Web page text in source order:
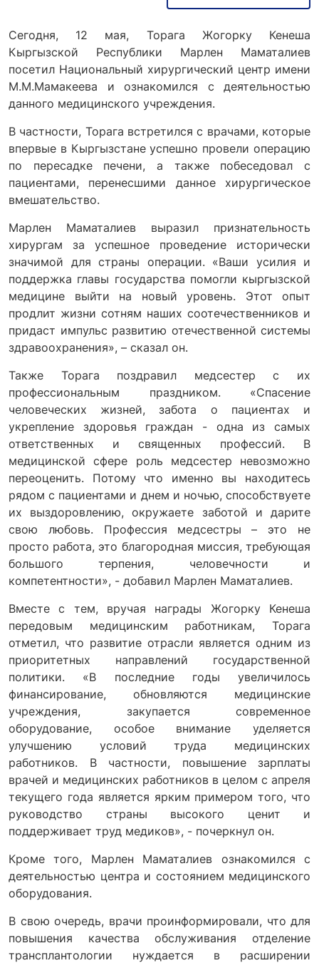
Сегодня, 12 мая, Торага Жогорку Кенеша
Кыргызской Республики Марлен Маматалиев
посетил Национальный хирургический центр имени
М.М.Мамакеева и ознакомился с деятельностью
данного медицинского учреждения.
В частности, Торага встретился с врачами, которые
впервые в Кыргызстане успешно провели операцию
по пересадке печени, а также побеседовал с
пациентами, перенесшими данное хирургическое
вмешательство.
Марлен Маматалиев выразил признательность
хирургам за успешное проведение исторически
значимой для страны операции. «Ваши усилия и
поддержка главы государства помогли кыргызской
медицине выйти на новый уровень. Этот опыт
продлит жизни сотням наших соотечественников и
придаст импульс развитию отечественной системы
здравоохранения», – сказал он.
Также Торага поздравил медсестер с их
профессиональным праздником. «Спасение
человеческих жизней, забота о пациентах и
укрепление здоровья граждан - одна из самых
ответственных и священных профессий. В
медицинской сфере роль медсестер невозможно
переоценить. Потому что именно вы находитесь
рядом с пациентами и днем и ночью, способствуете
их выздоровлению, окружаете заботой и дарите
свою любовь. Профессия медсестры – это не
просто работа, это благородная миссия, требующая
большого терпения, человечности и
компетентности», - добавил Марлен Маматалиев.
Вместе с тем, вручая награды Жогорку Кенеша
передовым медицинским работникам, Торага
отметил, что развитие отрасли является одним из
приоритетных направлений государственной
политики. «В последние годы увеличилось
финансирование, обновляются медицинские
учреждения, закупается современное
оборудование, особое внимание уделяется
улучшению условий труда медицинских
работников. В частности, повышение зарплаты
врачей и медицинских работников в целом с апреля
текущего года является ярким примером того, что
руководство страны высокого ценит и
поддерживает труд медиков», - почеркнул он.
Кроме того, Марлен Маматалиев ознакомился с
деятельностью центра и состоянием медицинского
оборудования.
В свою очередь, врачи проинформировали, что для
повышения качества обслуживания отделение
трансплантологии нуждается в расширении